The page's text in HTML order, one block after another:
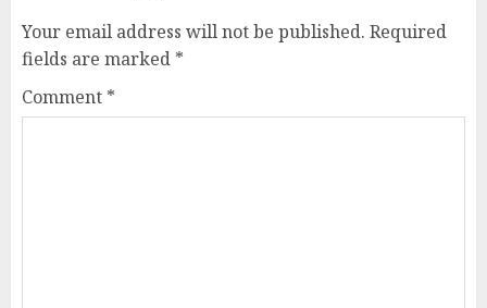
Your email address will not be published. Required
fields are marked *
Comment *